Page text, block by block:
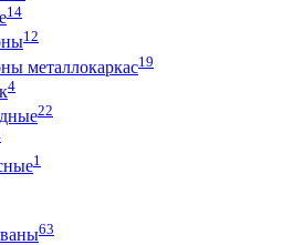
14
12
металлокаркас19
4
22
1
63